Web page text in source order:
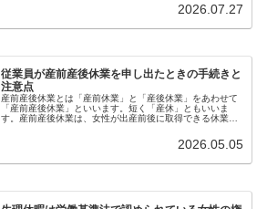
2026.07.27
従業員が産前産後休業を申し出たときの手続きと
注意点
産前産後休業とは「産前休業」と「産後休業」をあわせて
「産前産後休業」といいます。短く「産休」ともいいま
す。産前産後休業は、女性が出産前後に取得できる休業期
2026.05.05